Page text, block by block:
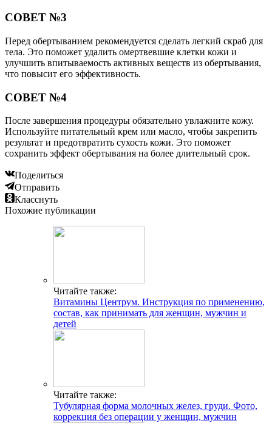
СОВЕТ №3
Перед обертыванием рекомендуется сделать легкий скраб для
тела. Это поможет удалить омертвевшие клетки кожи и
улучшить впитываемость активных веществ из обертывания,
что повысит его эффективность.
СОВЕТ №4
После завершения процедуры обязательно увлажните кожу.
Используйте питательный крем или масло, чтобы закрепить
результат и предотвратить сухость кожи. Это поможет
сохранить эффект обертывания на более длительный срок.
Поделиться
Отправить
Класснуть
Похожие публикации
Читайте также:
Витамины Центрум. Инструкция по применению,
состав, как принимать для женщин, мужчин и
детей
Читайте также:
Тубулярная форма молочных желез, груди. Фото,
коррекция без операции у женщин, мужчин